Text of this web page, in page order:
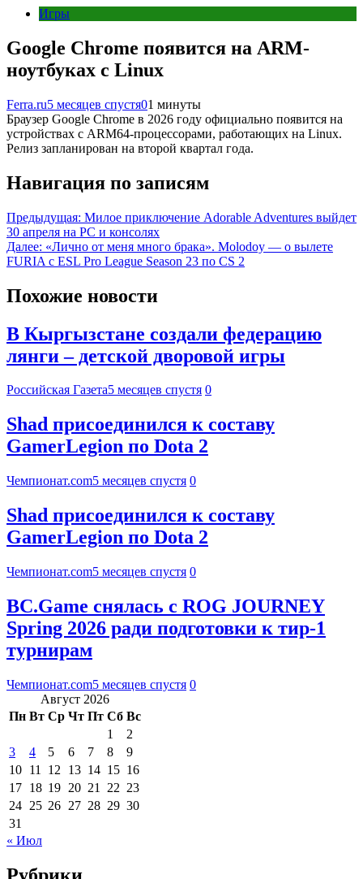
Игры
Google Chrome появится на ARM-
ноутбуках с Linux
Ferra.ru5 месяцев спустя01 минуты
Браузер Google Chrome в 2026 году официально появится на
устройствах с ARM64-процессорами, работающих на Linux.
Релиз запланирован на второй квартал года.
Навигация по записям
Предыдущая: Милое приключение Adorable Adventures выйдет
30 апреля на PC и консолях
Далее: «Лично от меня много брака». Molodoy — о вылете
FURIA с ESL Pro League Season 23 по CS 2
Похожие новости
В Кыргызстане создали федерацию
лянги – детской дворовой игры
Российская Газета5 месяцев спустя 0
Shad присоединился к составу
GamerLegion по Dota 2
Чемпионат.com5 месяцев спустя 0
Shad присоединился к составу
GamerLegion по Dota 2
Чемпионат.com5 месяцев спустя 0
BC.Game снялась с ROG JOURNEY
Spring 2026 ради подготовки к тир-1
турнирам
Чемпионат.com5 месяцев спустя 0
Август 2026
Пн Вт Ср Чт Пт Сб Вс
1
2
3
4 5 6 7 8
9
10 11 12 13 14 15 16
17 18 19 20 21 22 23
24 25 26 27 28 29 30
31
« Июл
Рубрики